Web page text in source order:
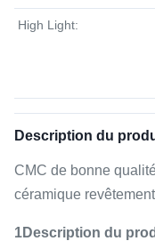
High Light:
Description du
CMC de bonne
céramique
1Description du